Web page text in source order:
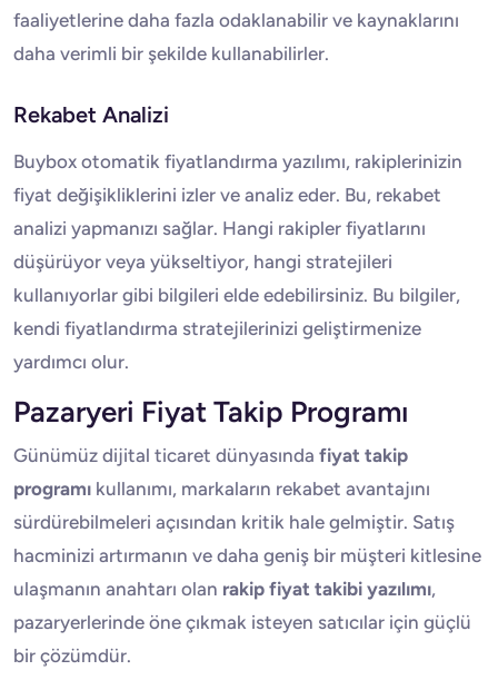
faaliyetlerine daha fazla odaklanabilir ve kaynaklarını
daha verimli bir şekilde kullanabilirler.
Rekabet Analizi
Buybox otomatik fiyatlandırma yazılımı, rakiplerinizin
fiyat değişikliklerini izler ve analiz eder. Bu, rekabet
analizi yapmanızı sağlar. Hangi rakipler fiyatlarını
düşürüyor veya yükseltiyor, hangi stratejileri
kullanıyorlar gibi bilgileri elde edebilirsiniz. Bu bilgiler,
kendi fiyatlandırma stratejilerinizi geliştirmenize
yardımcı olur.
Pazaryeri Fiyat Takip Programı
Günümüz dijital ticaret dünyasında fiyat takip
programı kullanımı, markaların rekabet avantajını
sürdürebilmeleri açısından kritik hale gelmiştir. Satış
hacminizi artırmanın ve daha geniş bir müşteri kitlesine
ulaşmanın anahtarı olan rakip fiyat takibi yazılımı,
pazaryerlerinde öne çıkmak isteyen satıcılar için güçlü
bir çözümdür.